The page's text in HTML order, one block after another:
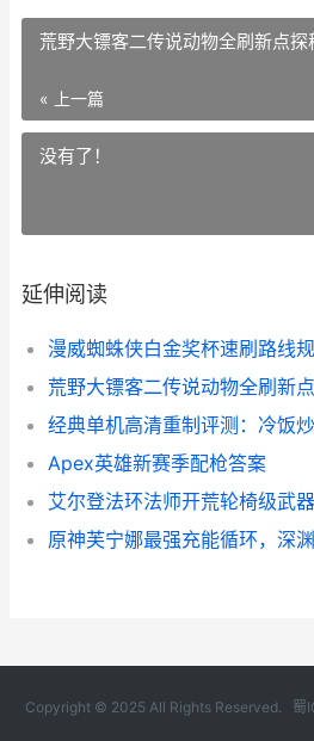
荒野大镖客二传说动物全刷新点探
« 上一篇
没有了！
延伸阅读
漫威蜘蛛侠白金奖杯速刷路线
荒野大镖客二传说动物全刷新
经典单机高清重制评测：冷饭
Apex英雄新赛季配枪答案
艾尔登法环法师开荒轮椅级武器
原神芙宁娜最强充能循环，深
Copyright © 2025 All Rights Reserved. 蜀